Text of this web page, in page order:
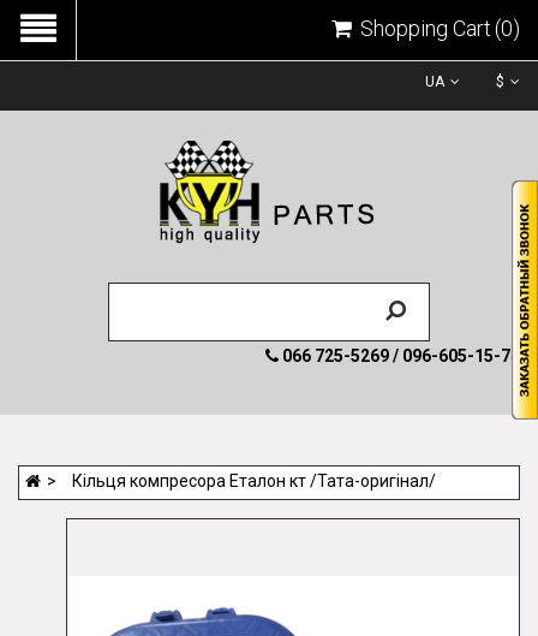
UA $
066 725-5269 / 096-605-15-74
Shopping Cart(0)
Кільця компресора Еталон кт /Тата-оригінал/